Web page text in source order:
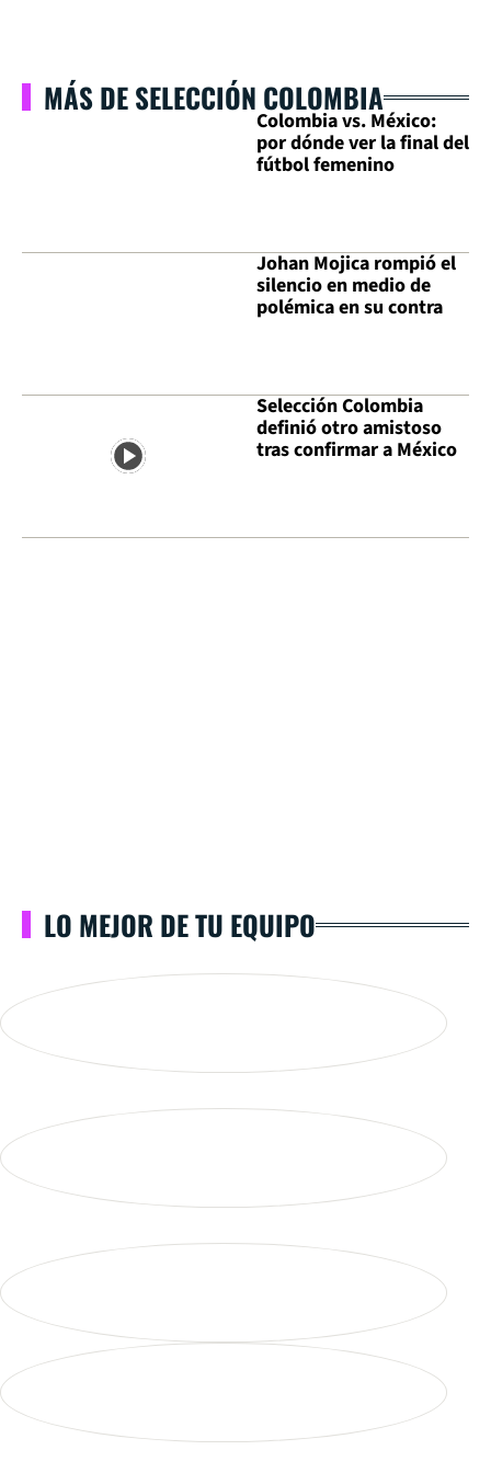
MÁS DE SELECCIÓN COLOMBIA
Colombia vs. México:
por dónde ver la final del
fútbol femenino
Johan Mojica rompió el
silencio en medio de
polémica en su contra
Selección Colombia
definió otro amistoso
tras confirmar a México
LO MEJOR DE TU EQUIPO